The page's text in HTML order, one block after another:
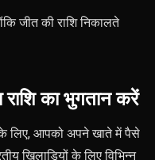
जीत की राशि निकालते
का भुगतान करें
लिए, आपको अपने खाते में पैसे
खिलाड़ियों के लिए विभिन्न